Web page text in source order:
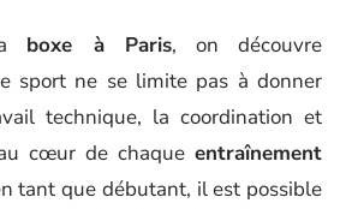
boxe à Paris, on découvre
sport ne se limite pas à donner
technique, la coordination et
cœur de chaque entraînement
tant que débutant, il est possible